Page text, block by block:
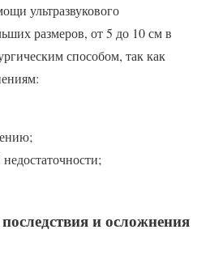
ультразвукового
размеров, от 5 до 10 см в
способом, так как
и осложнения